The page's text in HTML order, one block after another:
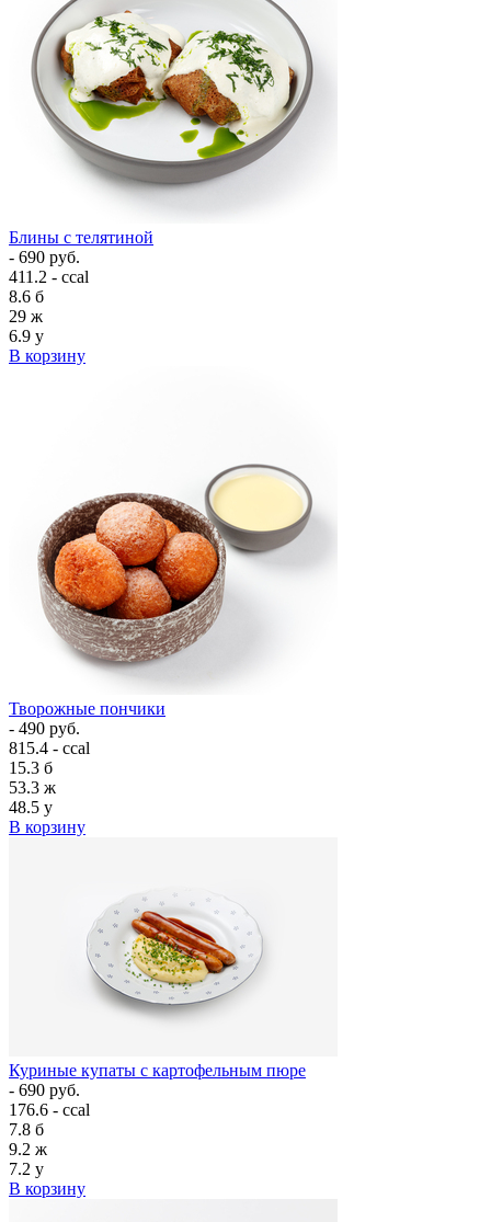
Блины с телятиной
- 690 руб.
411.2 - ccal
8.6 б
29 ж
6.9 у
В корзину
Творожные пончики
- 490 руб.
815.4 - ccal
15.3 б
53.3 ж
48.5 у
В корзину
Куриные купаты с картофельным пюре
- 690 руб.
176.6 - ccal
7.8 б
9.2 ж
7.2 у
В корзину